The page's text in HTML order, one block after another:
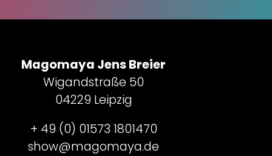
Magomaya Jens Breier
Wigandstraße 50
04229 Leipzig
+ 49 (0) 01573 1801470
show@magomaya.de